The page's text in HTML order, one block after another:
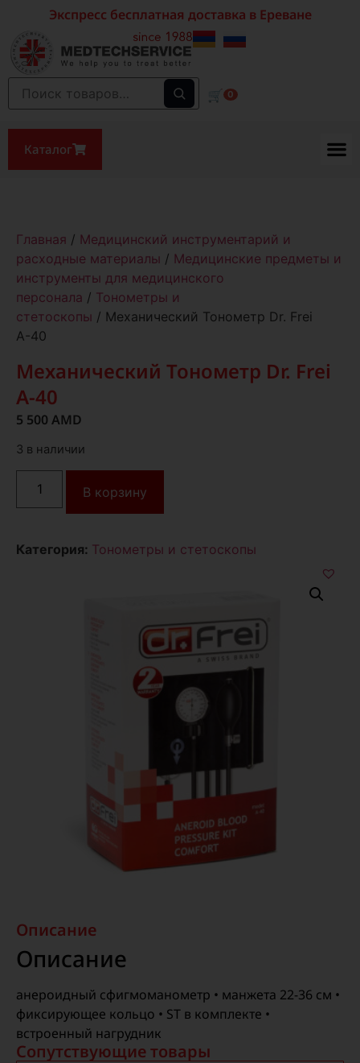
Экспресс бесплатная доставка в Ереване
🛒 0
Каталог
Главная / Медицинский инструментарий и
расходные материалы / Медицинские предметы и
инструменты для медицинского
персонала / Тонометры и
стетоскопы / Механический Тонометр Dr. Frei
А-40
Механический Тонометр Dr. Frei
А-40
5 500 AMD
3 в наличии
В корзину
Категория: Тонометры и стетоскопы
Описание
Описание
анероидный сфигмоманометр • манжета 22-36 см •
фиксирующее кольцо • ST в комплекте •
встроенный нагрудник
Сопутствующие товары